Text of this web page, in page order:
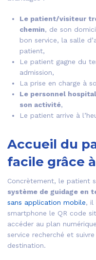
Le patient/visiteur
chemin, de son
bon service, la salle
patient,
Le patient gagne du
admission,
La prise en charge à
Le personnel
son activité,
Le patient arrive à
Accueil du
facile grâce
Concrètement, le patient
système de guidage en
sans application mobile, il
smartphone le QR code
accéder au plan
service recherché et
destination.